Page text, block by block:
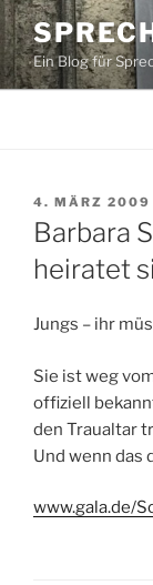
Zum
Inhalt
springenEin Blog für
AM
4. MÄRZ 2009
Barbara
heiratet
Jungs – ihr
Sie ist weg
offiziell
den Traualtar
Und wenn das
www.gala.de/